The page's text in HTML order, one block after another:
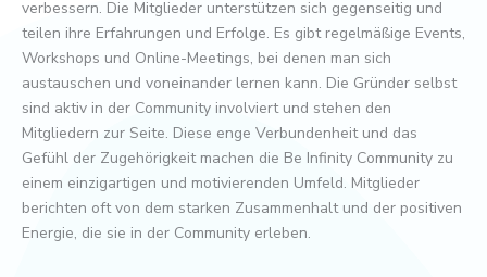
verbessern. Die Mitglieder unterstützen sich gegenseitig und
teilen ihre Erfahrungen und Erfolge. Es gibt regelmäßige Events,
Workshops und Online-Meetings, bei denen man sich
austauschen und voneinander lernen kann. Die Gründer selbst
sind aktiv in der Community involviert und stehen den
Mitgliedern zur Seite. Diese enge Verbundenheit und das
Gefühl der Zugehörigkeit machen die Be Infinity Community zu
einem einzigartigen und motivierenden Umfeld. Mitglieder
berichten oft von dem starken Zusammenhalt und der positiven
Energie, die sie in der Community erleben.